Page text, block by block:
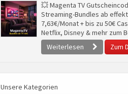
💥 Magenta TV
Streaming-Bundles ab
7,63€/Monat + bis zu 50€
Netflix, Disney & mehr zum
Weiterlesen
Zum
Unsere Kategorien